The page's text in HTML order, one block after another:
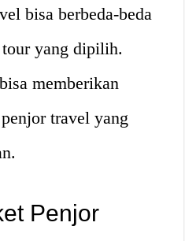
bisa berbeda-beda
yang dipilih.
memberikan
travel yang
Penjor